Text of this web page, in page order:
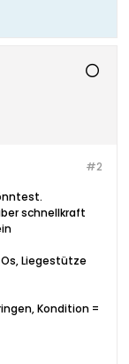
#2
schnellkraft
Liegestütze
Kondition =